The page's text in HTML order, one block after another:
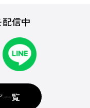
信中
一覧